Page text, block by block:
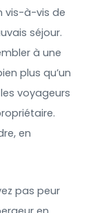
vis-à-vis de
séjour.
à une
plus qu’un
voyageurs
en
pas peur